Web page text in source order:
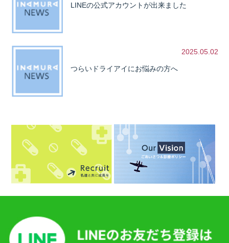
LINEの公式アカウントが出来ました
2025.05.02
つらいドライアイにお悩みの方へ